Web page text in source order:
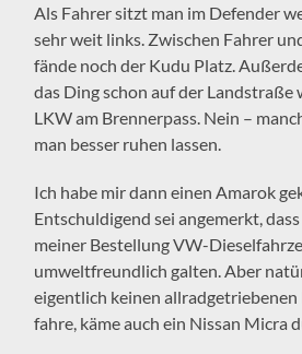
Als Fahrer sitzt man im Defender
sehr weit links. Zwischen Fahrer
fände noch der Kudu Platz.
das Ding schon auf der Landstraße
LKW am Brennerpass. Nein –
man besser ruhen lassen.
Ich habe mir dann einen Amarok
Entschuldigend sei angemerkt,
meiner Bestellung VW-
umweltfreundlich galten. Aber
eigentlich keinen allradgetriebenen
fahre, käme auch ein Nissan Micra